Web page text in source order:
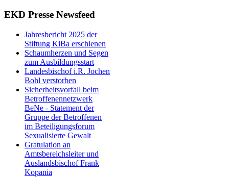
EKD Presse Newsfeed
Jahresbericht 2025 der
Stiftung KiBa erschienen
Schaumherzen und Segen
zum Ausbildungsstart
Landesbischof i.R. Jochen
Bohl verstorben
Sicherheitsvorfall beim
Betroffenennetzwerk
BeNe - Statement der
Gruppe der Betroffenen
im Beteiligungsforum
Sexualisierte Gewalt
Gratulation an
Amtsbereichsleiter und
Auslandsbischof Frank
Kopania